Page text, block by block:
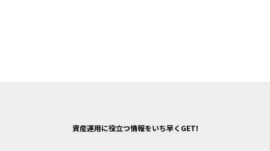
資産運用に役立つ情報をいち早くGET!